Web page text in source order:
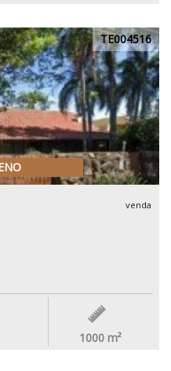
TE004516
venda
1000 m²